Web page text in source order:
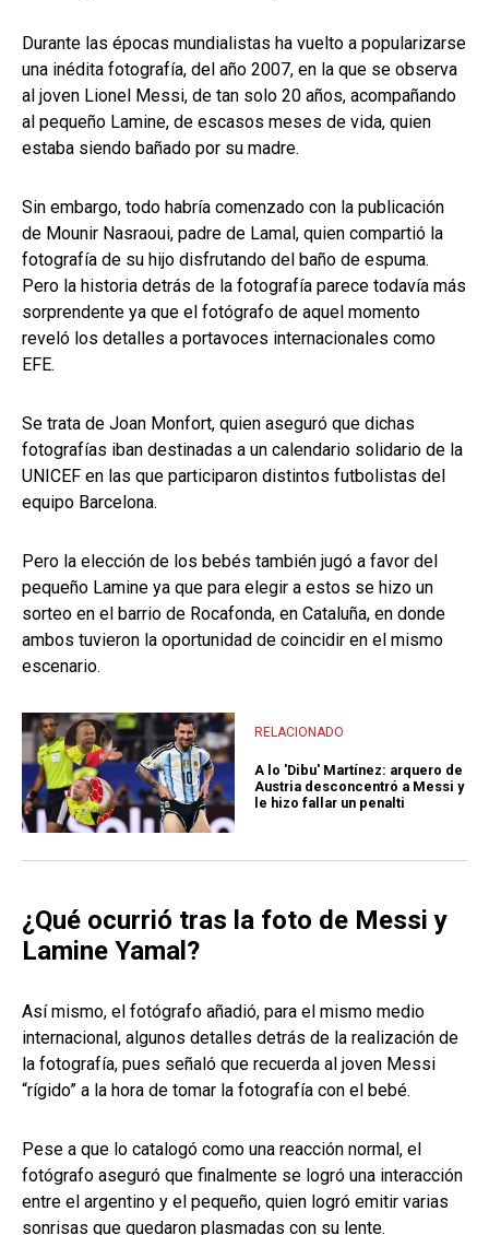
Durante las épocas mundialistas ha vuelto a popularizarse
una inédita fotografía, del año 2007, en la que se observa
al joven Lionel Messi, de tan solo 20 años, acompañando
al pequeño Lamine, de escasos meses de vida, quien
estaba siendo bañado por su madre.
Sin embargo, todo habría comenzado con la publicación
de Mounir Nasraoui, padre de Lamal, quien compartió la
fotografía de su hijo disfrutando del baño de espuma.
Pero la historia detrás de la fotografía parece todavía más
sorprendente ya que el fotógrafo de aquel momento
reveló los detalles a portavoces internacionales como
EFE.
Se trata de Joan Monfort, quien aseguró que dichas
fotografías iban destinadas a un calendario solidario de la
UNICEF en las que participaron distintos futbolistas del
equipo Barcelona.
Pero la elección de los bebés también jugó a favor del
pequeño Lamine ya que para elegir a estos se hizo un
sorteo en el barrio de Rocafonda, en Cataluña, en donde
ambos tuvieron la oportunidad de coincidir en el mismo
escenario.
RELACIONADO
A lo 'Dibu' Martínez: arquero de
Austria desconcentró a Messi y
le hizo fallar un penalti
¿Qué ocurrió tras la foto de Messi y
Lamine Yamal?
Así mismo, el fotógrafo añadió, para el mismo medio
internacional, algunos detalles detrás de la realización de
la fotografía, pues señaló que recuerda al joven Messi
“rígido” a la hora de tomar la fotografía con el bebé.
Pese a que lo catalogó como una reacción normal, el
fotógrafo aseguró que finalmente se logró una interacción
entre el argentino y el pequeño, quien logró emitir varias
sonrisas que quedaron plasmadas con su lente.